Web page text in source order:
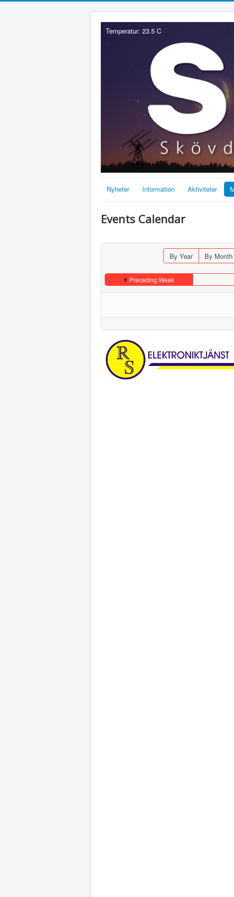
Temperatur: 23.5 C
Nyheter Information Aktiviteter
Events Calendar
By Year By Month
Preceding Week